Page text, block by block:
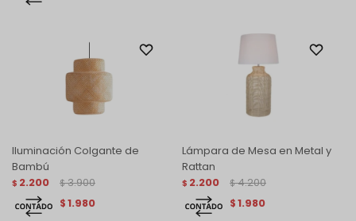
Iluminación Colgante de
Bambú
$ 2.200 $ 3.900
$1.980
Lámpara de Mesa en Metal y
Rattan
$ 2.200 $ 4.200
$1.980